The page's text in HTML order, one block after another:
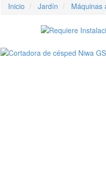
Inicio Jardín Máquinas